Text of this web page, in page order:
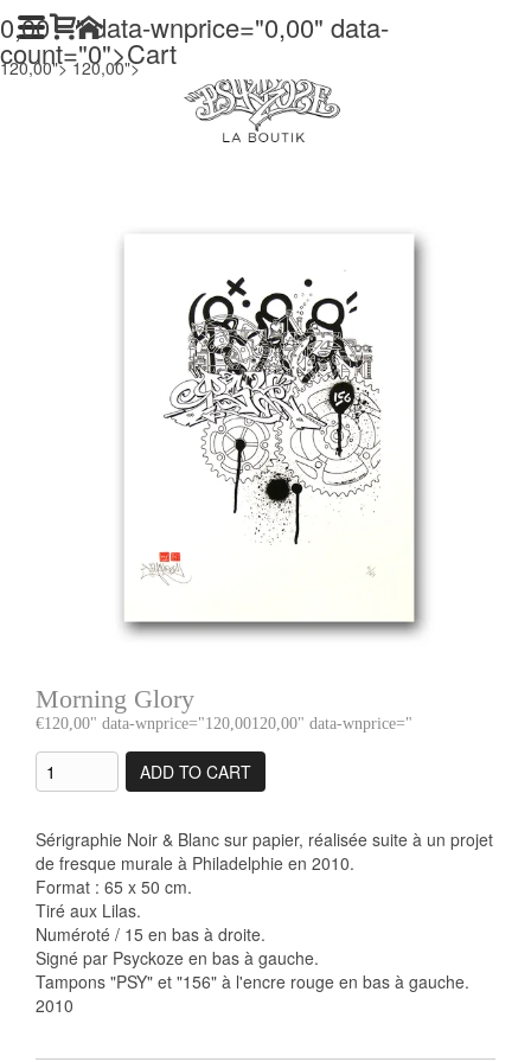
0,00 " data-wnprice="0,00" data-
count="0">Cart
120,00">120,00">
Morning Glory
120,00" data-wnprice="120,00120,00" data-wnprice="
ADD TO CART
Sérigraphie Noir & Blanc sur papier, réalisée suite à un projet
de fresque murale à Philadelphie en 2010.
Format : 65 x 50 cm.
Tiré aux Lilas.
Numéroté / 15 en bas à droite.
Signé par Psyckoze en bas à gauche.
Tampons "PSY" et "156" à l'encre rouge en bas à gauche.
2010